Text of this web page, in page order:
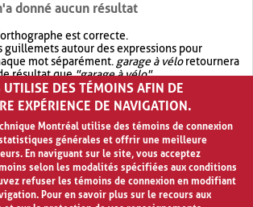
donné aucun résultat
est correcte.
guillemets autour des expressions pour
mot séparément. garage à véloretournera
résultat que"garage à vélo".
votre recherche avec OR.garage OR vélo
plus de résultat quegarage à vélo
UTILISE DES TÉMOINS AFIN DE
EXPÉRIENCE DE NAVIGATION.
Montréal utilise des témoins de connexion
générales et offrir une meilleure
En naviguant sur le site, vous acceptez
selon les modalités spécifiées aux conditions
refuser les témoins de connexion en modifiant
Pour en savoir plus sur le recours aux